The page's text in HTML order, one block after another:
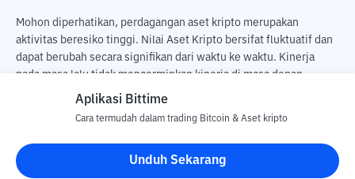
Mohon diperhatikan, perdagangan aset kripto merupakan
aktivitas beresiko tinggi. Nilai Aset Kripto bersifat fluktuatif dan
dapat berubah secara signifikan dari waktu ke waktu. Kinerja
pada masa lalu tidak mencerminkan kinerja di masa depan.
Terdapat risiko kehilangan sebagai dampak dari membeli dan
pengguna. PT Utama Aset Digital Indonesia (Bittime) tidak
bertanggung jawab atas perubahan fluktuasi dari nilai tukar Aset
Kripto.
Aplikasi Bittime
Cara termudah dalam trading Bitcoin & Aset kripto
Unduh Sekarang